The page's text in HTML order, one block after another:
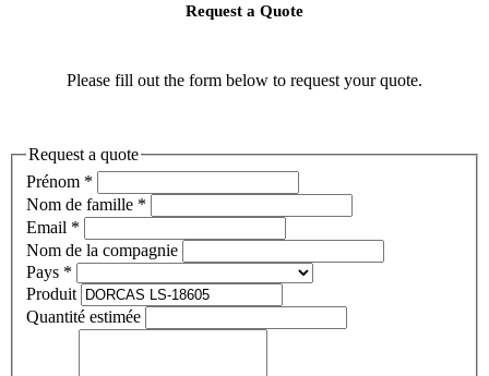
Request a Quote
Please fill out the form below to request your quote.
Request a quote
Prénom *
Nom de famille *
Email *
Nom de la compagnie
Pays *
Produit
Quantité estimée